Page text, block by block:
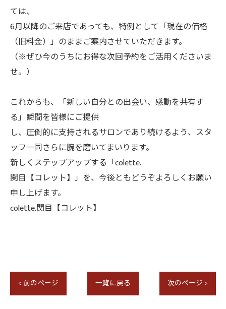
ては、
6月以降のご来店であっても、特例として「現在の価格
（旧料金）」のままご案内させていただきます。
（※ぜひ今のうちにお得な次回予約をご活用くださいま
せ。）
これからも、「新しい自分との出会い、感動を共有す
る」瞬間を皆様にご提供
し、圧倒的に支持されるサロンであり続けるよう、スタ
ッフ一同さらに腕を磨いてまいります。
新しくステップアップする「colette.
関目【コレット】」を、今後ともどうぞよろしくお願い
申し上げます。
colette.関目【コレット】
< 前のページ 一覧に戻る 次のページ >